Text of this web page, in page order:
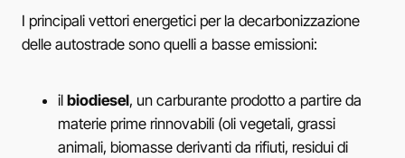
I principali vettori energetici per la decarbonizzazione
delle autostrade sono quelli a basse emissioni:
il biodiesel, un carburante prodotto a partire da
materie prime rinnovabili (oli vegetali, grassi
animali, biomasse derivanti da rifiuti, residui di